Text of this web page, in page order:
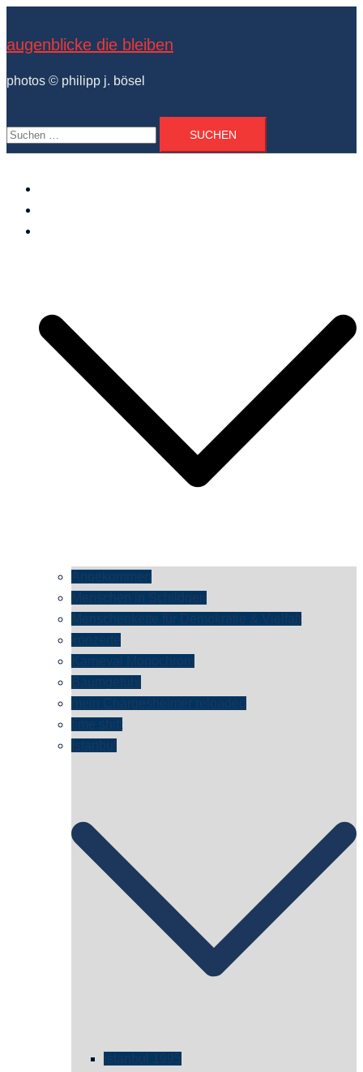
springen
augenblicke die bleiben
photos © philipp j. bösel
Suchen
nach:
Angekommen
Menschen in Schildgen
Menschenkette für Demokratie & Vielfalt
konzerte
Karneval Monochrom
Baumgefühl
mein Chargesheimer reloaded
time shift
Istanbul
istanbul 1995